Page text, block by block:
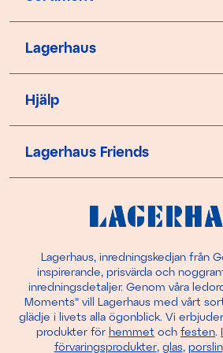
Lagerhaus
Hjälp
Lagerhaus Friends
Lagerhaus, inredningskedjan från
inspirerande, prisvärda och
inredningsdetaljer. Genom våra
Moments" vill Lagerhaus med vårt
glädje i livets alla ögonblick. Vi
produkter för hemmet och festen.
förvaringsprodukter, glas, porslin